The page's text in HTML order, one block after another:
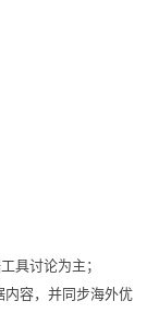
具讨论为主；
内容，并同步海外优